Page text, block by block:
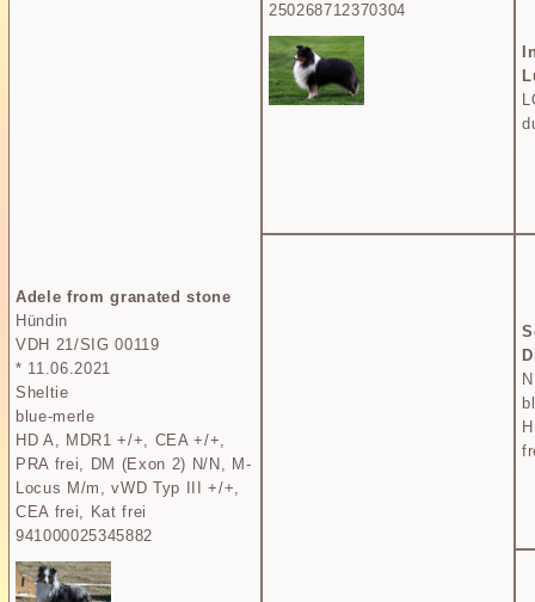
Adele from granated stone
Hündin
VDH 21/SIG 00119
* 11.06.2021
Sheltie
blue-merle
HD A, MDR1 +/+, CEA +/+,
PRA frei, DM (Exon 2) N/N, M-
Locus M/m, vWD Typ III +/+,
CEA frei, Kat frei
941000025345882
250268712370304